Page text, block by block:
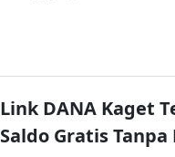
Link DANA Kaget
Saldo Gratis